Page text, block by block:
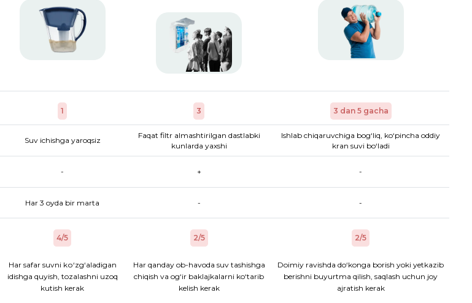
1 3 3 dan 5 gacha
Suv ichishga yaroqsiz
Faqat filtr almashtirilgan dastlabki
kunlarda yaxshi
Ishlab chiqaruvchiga bog‘liq, ko‘pincha oddiy
kran suvi bo‘ladi
- + -
Har 3 oyda bir marta - -
4/5
Har safar suvni kо‘zg‘aladigan
idishga quyish, tozalashni uzoq
kutish kerak
2/5
Har qanday ob-havoda suv tashishga
chiqish va og‘ir baklajkalarni ko‘tarib
kelish kerak
2/5
Doimiy ravishda do‘konga borish yoki yetkazib
berishni buyurtma qilish, saqlash uchun joy
ajratish kerak